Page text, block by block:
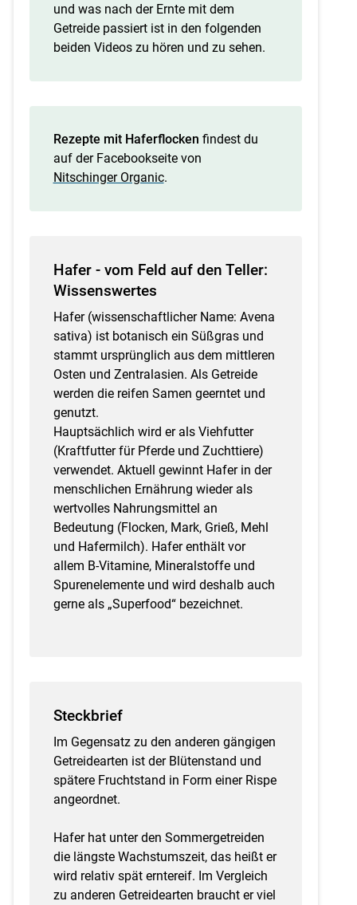
und was nach der Ernte mit dem
Getreide passiert ist in den folgenden
beiden Videos zu hören und zu sehen.
Rezepte mit Haferflocken findest du
auf der Facebookseite von
Nitschinger Organic.
Hafer - vom Feld auf den Teller:
Wissenswertes
Hafer (wissenschaftlicher Name: Avena
sativa) ist botanisch ein Süßgras und
stammt ursprünglich aus dem mittleren
Osten und Zentralasien. Als Getreide
werden die reifen Samen geerntet und
genutzt.
Hauptsächlich wird er als Viehfutter
(Kraftfutter für Pferde und Zuchttiere)
verwendet. Aktuell gewinnt Hafer in der
menschlichen Ernährung wieder als
wertvolles Nahrungsmittel an
Bedeutung (Flocken, Mark, Grieß, Mehl
und Hafermilch). Hafer enthält vor
allem B-Vitamine, Mineralstoffe und
Spurenelemente und wird deshalb auch
gerne als „Superfood“ bezeichnet.
Steckbrief
Im Gegensatz zu den anderen gängigen
Getreidearten ist der Blütenstand und
spätere Fruchtstand in Form einer Rispe
angeordnet.
Hafer hat unter den Sommergetreiden
die längste Wachstumszeit, das heißt er
wird relativ spät erntereif. Im Vergleich
zu anderen Getreidearten braucht er viel